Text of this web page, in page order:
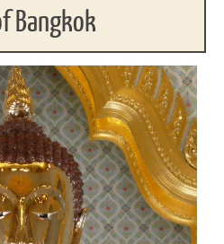
Bangkok